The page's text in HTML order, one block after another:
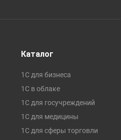
Каталог
1С для бизнеса
1C в облаке
1С для госучреждений
1С для медицины
1С для сферы торговли